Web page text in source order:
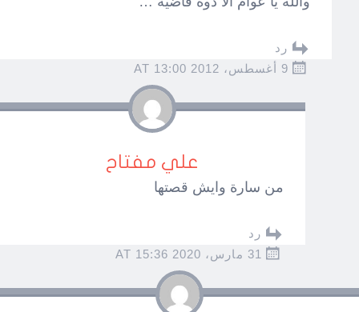
رد
9 أغسطس، 2012 AT 13:00
علي مفتاح
من سارة وايش قصتها
رد
31 مارس، 2020 AT 15:36